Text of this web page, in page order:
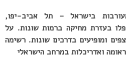
בישראל – תל אביב-יפו,
בעזרת מחיקה ברמות שונות. על
ומופיעים בדרכים שונות. רשימה
ואדריכלות במרחב הישראלי